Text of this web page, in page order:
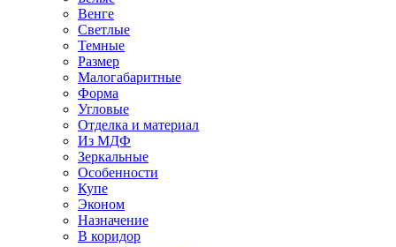
Венге
Светлые
Темные
Размер
Малогабаритные
Форма
Угловые
Отделка и материал
Из МДФ
Зеркальные
Особенности
Купе
Эконом
Назначение
В коридор